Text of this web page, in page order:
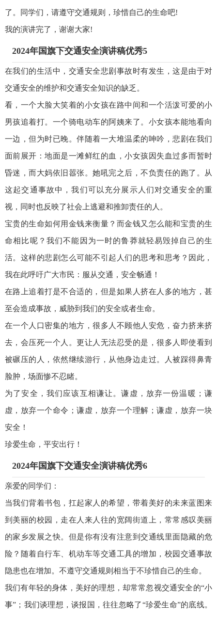
了。同学们，请遵守交通规则，珍惜自己的生命吧!
我的演讲完了，谢谢大家!
2024年国旗下交通安全演讲稿优秀5
在我们的生活中，交通安全悲剧事故时有发生，这是由于对
交通安全的维护和交通安全知识的缺乏。
看，一个大脸大笑着的小女孩在路中间和一个活泼可爱的小
男孩追着打。一个骑电动车的阿姨来了。小女孩本能地看向
一边，但为时已晚。伴随着一大堆温柔的呻吟，悲剧在我们
面前展开：地面是一滩鲜红的血，小女孩因失血过多而暂时
昏迷，而大妈依旧嚣张。她吼完之后，不负责任的跑了。从
这起交通事故中，我们可以充分展示人们对交通安全的重
视，同时也反映了社会上逃避和推卸责任的人。
宝贵的生命如何用金钱来衡量？而金钱又怎么能和宝贵的生
命相比呢？我们不能因为一时的鲁莽就轻易毁掉自己的生
活。这样的悲剧怎么可能不引起人们的思考和思考？因此，
我在此呼吁广大市民：服从交通，安全畅通！
在路上追着打是不合适的，但是如果人挤在人多的地方，甚
至会造成事故，威胁到我们的安全或者生命。
在一个人口密集的地方，很多人不顾他人安危，奋力挤来挤
去，会压死一个人。更让人无法忍受的是，很多人即使看到
被碾压的人，依然继续游行，从他身边走过。人被踩得鼻青
脸肿，场面惨不忍睹。
为了安全，我们应该互相谦让。谦虚，放弃一份温暖；谦
虚，放弃一个命令；谦虚，放弃一个理解；谦虚，放弃一块
安全！
珍爱生命，平安出行！
2024年国旗下交通安全演讲稿优秀6
亲爱的同学们：
当我们背着书包，扛起家人的希望，带着美好的未来蓝图来
到美丽的校园，走在人来人往的宽阔街道上，常常感叹美丽
的家乡发展之快。但是你有没有注意到交通线里面隐藏的危
险？随着自行车、机动车等交通工具的增加，校园交通事故
隐患也在增加。不遵守交通规则相当于不珍惜自己的生命。
我们有年轻的身体，美好的理想，却常常忽视交通安全的“小
事”；我们谈理想，谈报国，往往忽略了“珍爱生命”的底线。